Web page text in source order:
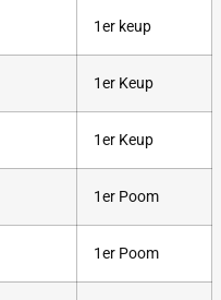
1er keup
1er Keup
1er Keup
1er Poom
1er Poom